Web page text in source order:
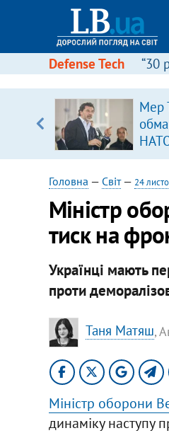
Defense Tech “30
Мер
Головна — Світ— 24
Міністр
тиск на
Українці мають
проти
Таня Матяш,
Міністр оборони
динаміку наступу